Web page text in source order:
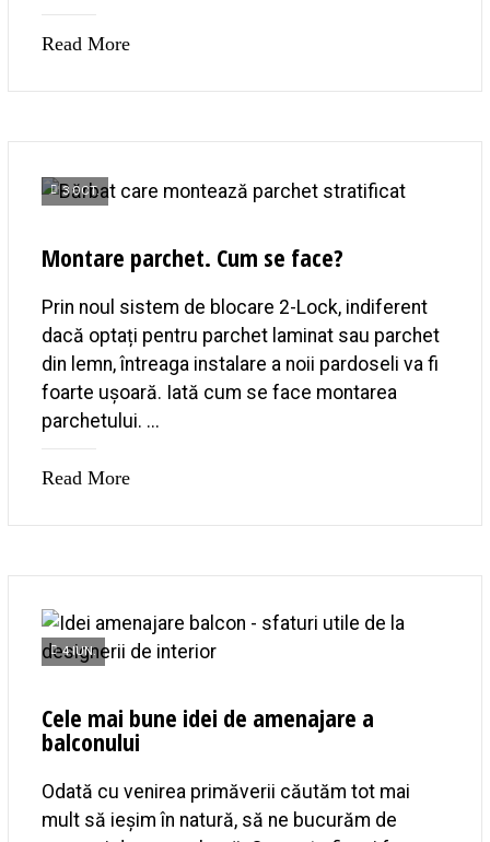
Read More
3 OCT.
Montare parchet. Cum se face?
Prin noul sistem de blocare 2-Lock, indiferent
dacă optați pentru parchet laminat sau parchet
din lemn, întreaga instalare a noii pardoseli va fi
foarte ușoară. Iată cum se face montarea
parchetului. ...
Read More
4 IUN.
Cele mai bune idei de amenajare a
balconului
Odată cu venirea primăverii căutăm tot mai
mult să ieșim în natură, să ne bucurăm de